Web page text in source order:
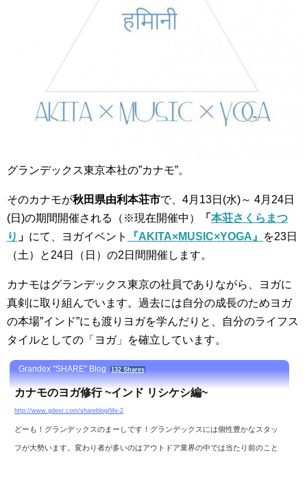
グランデックス東京本社の”カナモ”。
そのカナモが秋田県由利本荘市で、4月13日(水)～ 4月24日
(日)の期間開催される（※現在開催中）
「 本荘さくらまつ
り 」 にて、ヨガイベント 『AKITA×MUSIC×YOGA』
を23日
（土）と24日（日）の2日間開催します。
カナモはグランデックス東京の社員でありながら、ヨガに
真剣に取り組んでいます。 過去には自分の成長のためヨガ
の本場”インド”にも渡りヨガを学んだりと、自分のライフス
タイルとしての「ヨガ」を確立しています。
Grandex "SHARE" Blog 132 Shares
カナモのヨガ修行 ~インド リシケシ編~
http://www.gdexr.com/shareblog/life-2
どーも！グランデックスのまーしです！グランデックスには個性豊かなスタッ
フが大勢います。変わり者が多いのはアウトドア業界の中では当たり前のこと